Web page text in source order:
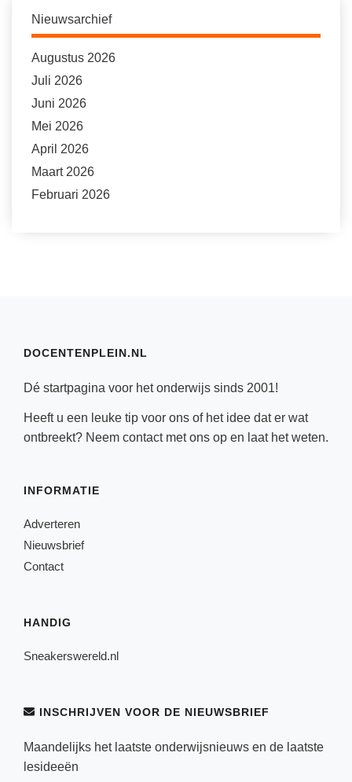
Nieuwsarchief
Augustus 2026
Juli 2026
Juni 2026
Mei 2026
April 2026
Maart 2026
Februari 2026
DOCENTENPLEIN.NL
Dé startpagina voor het onderwijs sinds 2001!
Heeft u een leuke tip voor ons of het idee dat er wat
ontbreekt? Neem contactmet ons op en laat het weten.
INFORMATIE
Adverteren
Nieuwsbrief
Contact
HANDIG
Sneakerswereld.nl
INSCHRIJVEN VOOR DE NIEUWSBRIEF
Maandelijks het laatste onderwijsnieuws en de laatste
lesideeën